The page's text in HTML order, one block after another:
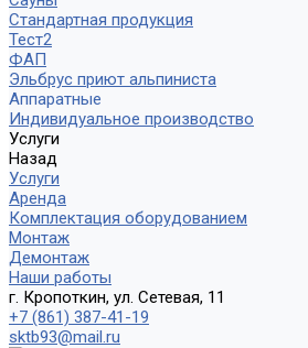
Стандартная продукция
Тест2
ФАП
Эльбрус приют альпиниста
Аппаратные
Индивидуальное производство
Услуги
Назад
Услуги
Аренда
Комплектация оборудованием
Монтаж
Демонтаж
Наши работы
г. Кропоткин, ул. Сетевая, 11
+7 (861) 387-41-19
sktb93@mail.ru